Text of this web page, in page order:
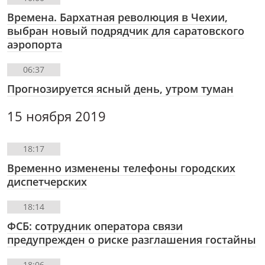
Времена. Бархатная революция в Чехии,
выбран новый подрядчик для саратовского
аэропорта
06:37
Прогнозируется ясный день, утром туман
15 ноября 2019
18:17
Временно изменены телефоны городских
диспетчерских
18:14
ФСБ: сотрудник оператора связи
предупрежден о риске разглашения гостайны